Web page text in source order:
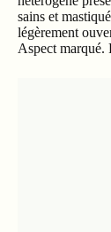
sains et
légèrement
Aspect marqué.